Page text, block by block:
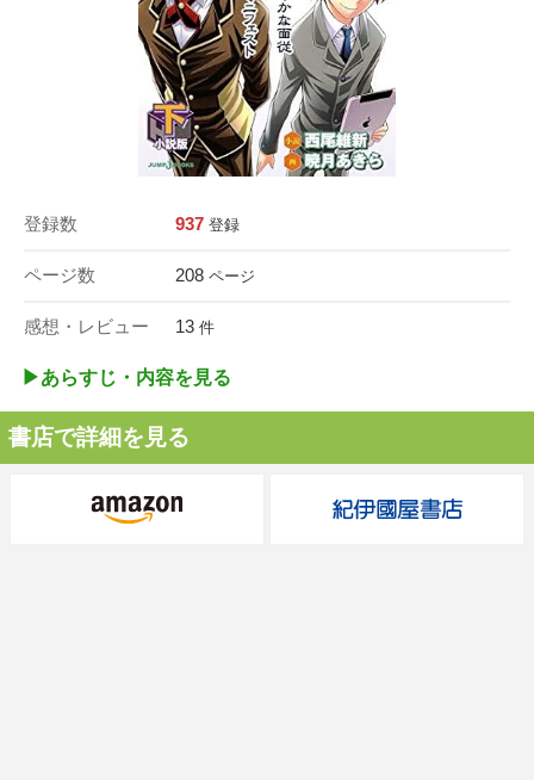
登録数 937 登録
ページ数 208 ページ
感想・レビュー 13 件
▶︎あらすじ・内容を見る
書店で詳細を見る